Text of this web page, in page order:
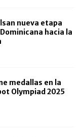
nueva etapa
hacia la
medallas en la
Olympiad 2025